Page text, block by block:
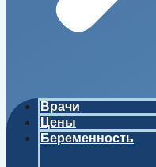
Врачи
Цены
Беременность